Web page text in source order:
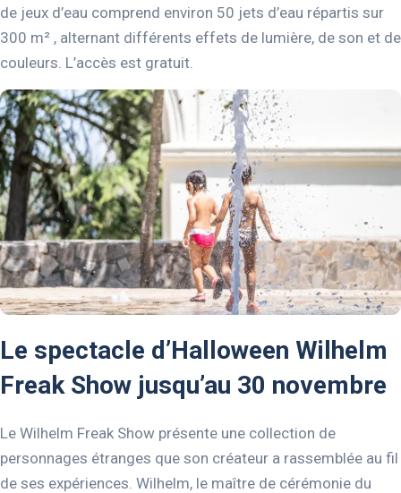
de jeux d’eau comprend environ 50 jets d’eau répartis sur
300 m² , alternant différents effets de lumière, de son et de
couleurs. L’accès est gratuit.
Le spectacle d’Halloween Wilhelm
Freak Show jusqu’au 30 novembre
Le Wilhelm Freak Show présente une collection de
personnages étranges que son créateur a rassemblée au fil
de ses expériences. Wilhelm, le maître de cérémonie du